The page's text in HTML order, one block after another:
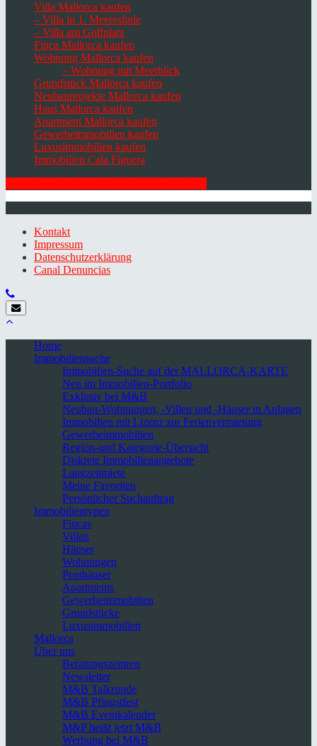
Villa Mallorca kaufen
– Villa in 1. Meereslinie
– Villa am Golfplatz
Finca Mallorca kaufen
Wohnung Mallorca kaufen
– Wohnung mit Meerblick
Grundstück Mallorca kaufen
Neubauprojekte Mallorca kaufen
Haus Mallorca kaufen
Apartment Mallorca kaufen
Gewerbeimmobilien kaufen
Luxusimmobilien kaufen
Immobilien Cala Figuera
Kontakt
Impressum
Datenschutzerklärung
Canal Denuncias
Home
Immobiliensuche
Immobilien-Suche auf der MALLORCA-KARTE
Neu im Immobilien-Portfolio
Exklusiv bei M&B
Neubau-Wohnungen, -Villen und -Häuser in Anlagen
Immobilien mit Lizenz zur Ferienvermietung
Gewerbeimmobilien
Region-und Kategorie-Übersicht
Diskrete Immobilienangebote
Langzeitmiete
Meine Favoriten
Persönlicher Suchauftrag
Immobilientypen
Fincas
Villen
Häuser
Wohnungen
Penthäuser
Apartments
Gewerbeimmobilien
Grundstücke
Luxusimmobilien
Mallorca
Über uns
Beratungszentren
Newsletter
M&B Talkrunde
M&B Pfingstfest
M&B Eventkalender
M&P heißt jetzt M&B
Werbung bei M&B